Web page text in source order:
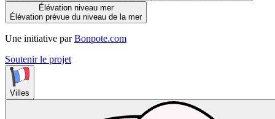
Élévation niveau mer
Élévation prévue du niveau de la mer
Une initiative par Bonpote.com
Soutenir le projet
Villes